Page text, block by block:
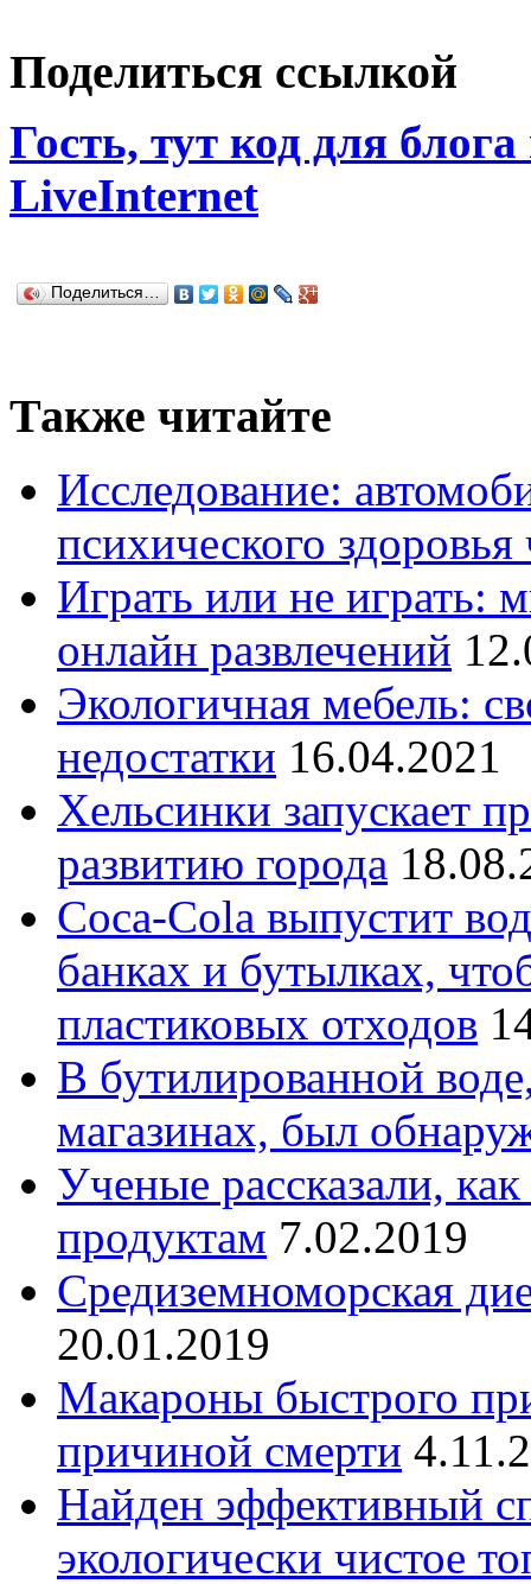
Поделиться ссылкой
Гость, тут код для
LiveInternet
Поделиться…
Также читайте
Исследование:
психического здоровья
Играть или не играть:
онлайн развлечений
Экологичная мебель:
недостатки 16.04.2021
Хельсинки запускает
развитию города
Coca-Cola выпустит
банках и бутылках,
пластиковых отходов
В бутилированной
магазинах, был
Ученые рассказали,
продуктам 7.02.2019
Средиземноморская
20.01.2019
Макароны быстрого
причиной смерти
Найден эффективный
экологически чистое